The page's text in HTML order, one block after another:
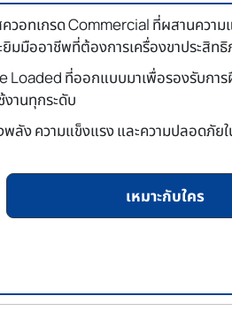
วอทเกรด Commercial ที่ผสานควา
มมืออาชีพที่ต้องการเครื่องขาประสิท
Loaded ที่ออกแบบมาเพื่อรองรับกา
านทุกระดับ
ลัง ความแข็งแรง และความปลอดภัยใ
เหมาะกับใคร